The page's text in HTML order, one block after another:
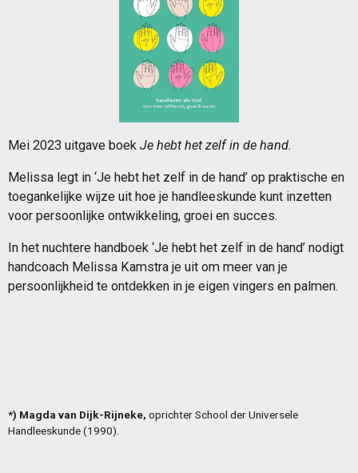
Mei 2023 uitgave boek Je hebt het zelf in de hand.
Melissa legt in ‘Je hebt het zelf in de hand’ op praktische en
toegankelijke wijze uit hoe je handleeskunde kunt inzetten
voor persoonlijke ontwikkeling, groei en succes.
In het nuchtere handboek ‘Je hebt het zelf in de hand’ nodigt
handcoach Melissa Kamstra je uit om meer van je
persoonlijkheid te ontdekken in je eigen vingers en palmen.
*) Magda van Dijk-Rijneke, oprichter School der Universele
Handleeskunde (1990).